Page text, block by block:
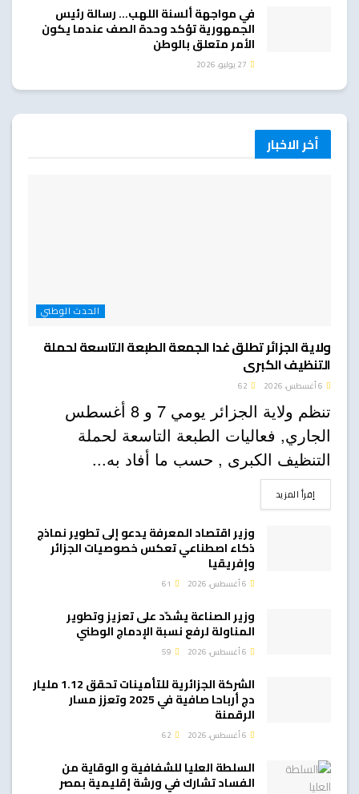
في مواجهة ألسنة اللهب… رسالة رئيس
الجمهورية تؤكد وحدة الصف عندما يكون
الأمر متعلق بالوطن
أخر الاخبار
الحدث الوطني
ولاية الجزائر تطلق غدا الجمعة الطبعة التاسعة لحملة
التنظيف الكبرى
تنظم ولاية الجزائر يومي 7 و 8 أغسطس
الجاري, فعاليات الطبعة التاسعة لحملة
التنظيف الكبرى , حسب ما أفاد به...
إقرأ المزيدDETAILS
وزير اقتصاد المعرفة يدعو إلى تطوير نماذج
ذكاء اصطناعي تعكس خصوصيات الجزائر
وإفريقيا
وزير الصناعة يشدّد على تعزيز وتطوير
المناولة لرفع نسبة الإدماج الوطني
الشركة الجزائرية للتأمينات تحقق 1.12 مليار
دج أرباحا صافية في 2025 وتعزز مسار
الرقمنة
السلطة العليا للشفافية و الوقاية من
الفساد تشارك في ورشة إقليمية بمصر